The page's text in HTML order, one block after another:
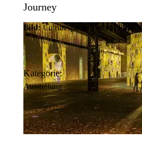
Journey
Bild: Culturespaces/Vincent Pinson
Kategorie:
Ausstellung